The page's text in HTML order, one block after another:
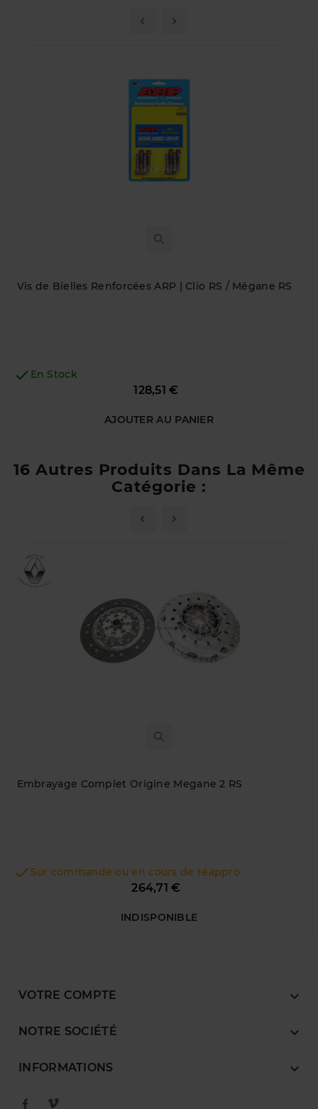
Vis de Bielles Renforcées ARP | Clio RS / Mégane RS
 En Stock
128,51 €
AJOUTER AU PANIER
16 Autres Produits Dans La Même
Catégorie :
Embrayage Complet Origine Megane 2 RS
 Sur commande ou en cours de réappro
264,71 €
INDISPONIBLE
VOTRE COMPTE 
NOTRE SOCIÉTÉ 
INFORMATIONS 